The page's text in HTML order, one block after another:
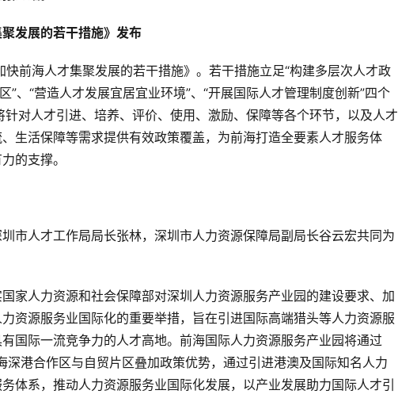
发展的若干措施》发布
前海人才集聚发展的若干措施》。若干措施立足“构建多层次人才政
”、“营造人才发展宜居宜业环境”、“开展国际人才管理制度创新”四个
对人才引进、培养、评价、使用、激励、保障等各个环节，以及人才
生活保障等需求提供有效政策覆盖，为前海打造全要素人才服务体
的支撑。
市人才工作局局长张林，深圳市人力资源保障局副局长谷云宏共同为
家人力资源和社会保障部对深圳人力资源服务产业园的建设要求、加
资源服务业国际化的重要举措，旨在引进国际高端猎头等人力资源服
国际一流竞争力的人才高地。前海国际人力资源服务产业园将通过
深港合作区与自贸片区叠加政策优势，通过引进港澳及国际知名人力
体系，推动人力资源服务业国际化发展，以产业发展助力国际人才引